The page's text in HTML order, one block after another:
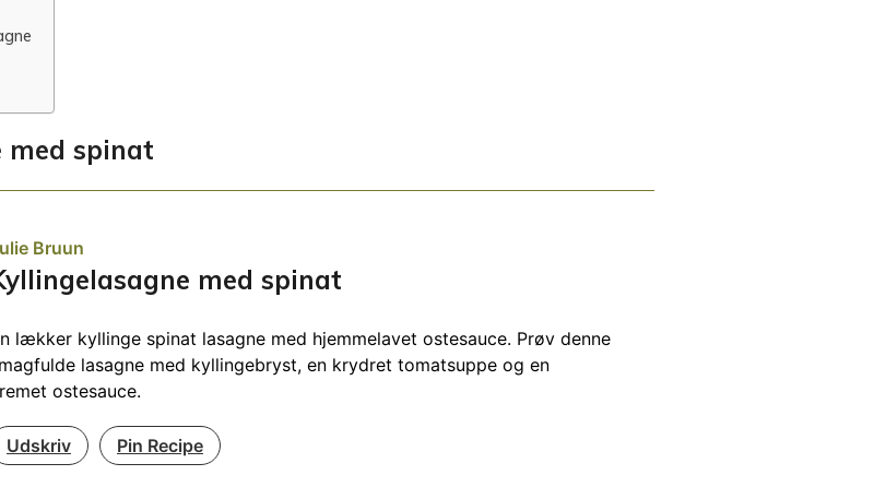
med spinat
Bruun
med spinat
lækker kyllinge spinat lasagne med hjemmelavet ostesauce. Prøv denne
lasagne med kyllingebryst, en krydret tomatsuppe og en
ostesauce.
Udskriv Pin Recipe